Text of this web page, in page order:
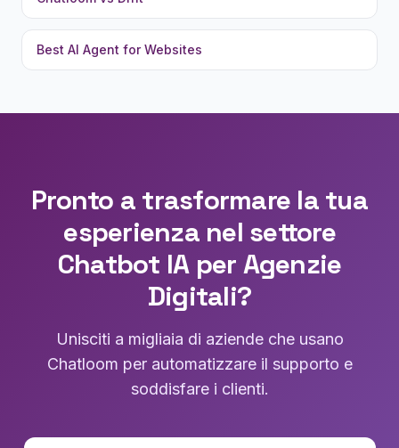
Best AI Agent for Websites
Pronto a trasformare la tua
esperienza nel settore
Chatbot IA per Agenzie
Digitali?
Unisciti a migliaia di aziende che usano
Chatloom per automatizzare il supporto e
soddisfare i clienti.